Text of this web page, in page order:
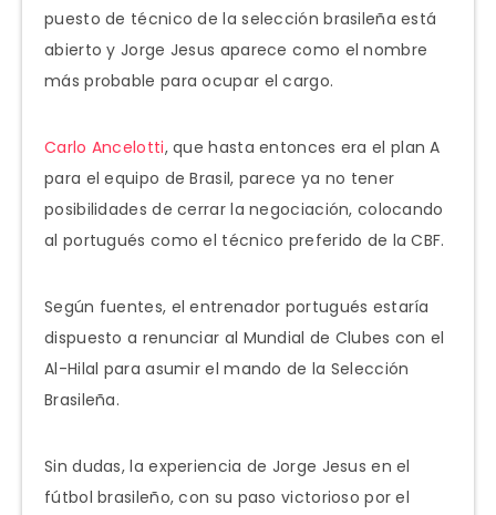
puesto de técnico de la selección brasileña está
abierto y Jorge Jesus aparece como el nombre
más probable para ocupar el cargo.
Carlo Ancelotti, que hasta entonces era el plan A
para el equipo de Brasil, parece ya no tener
posibilidades de cerrar la negociación, colocando
al portugués como el técnico preferido de la CBF.
Según fuentes, el entrenador portugués estaría
dispuesto a renunciar al Mundial de Clubes con el
Al-Hilal para asumir el mando de la Selección
Brasileña.
Sin dudas, la experiencia de Jorge Jesus en el
fútbol brasileño, con su paso victorioso por el